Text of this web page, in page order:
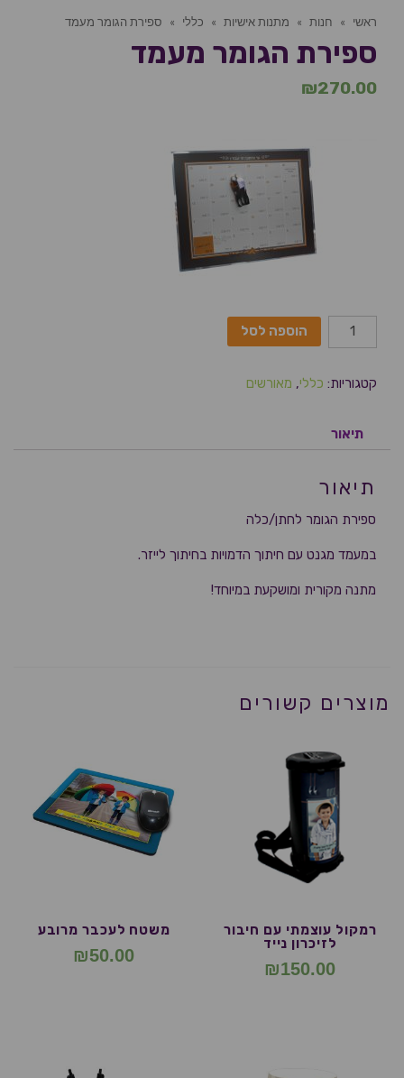
ראשי » חנות » מתנות אישיות » כללי » ספירת הגומר מעמד
ספירת הגומר מעמד
₪270.00
הוספה לסל
קטגוריות: כללי, מאורשים
תיאור
תיאור
ספירת הגומר לחתן/כלה
במעמד מגנט עם חיתוך הדמויות בחיתוך לייזר.
מתנה מקורית ומושקעת במיוחד!
מוצרים קשורים
רמקול עוצמתי עם חיבור
לזיכרון נייד
₪150.00
משטח לעכבר מרובע
₪50.00